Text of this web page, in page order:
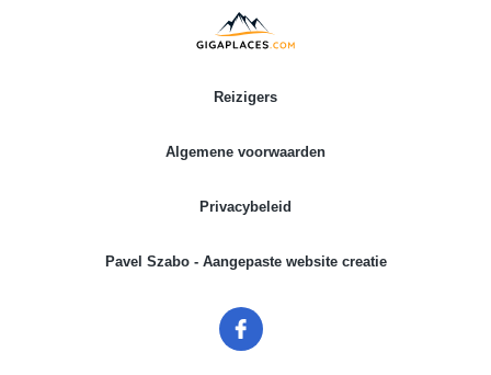
Reizigers
Algemene voorwaarden
Privacybeleid
Pavel Szabo - Aangepaste website creatie